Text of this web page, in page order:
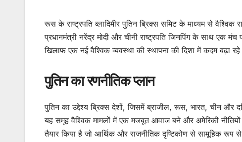
रूस के राष्ट्रपति व्लादिमीर पुतिन ब्रिक्स समिट के माध्यम से
प्रधानमंत्री नरेंद्र मोदी और चीनी राष्ट्रपति जिनपिंग के साथ एक
खिलाफ एक नई वैश्विक व्यवस्था की स्थापना की दिशा में कदम बढ़ा रहे
पुतिन का रणनीतिक प्लान
पुतिन का उद्देश्य ब्रिक्स देशों, जिसमें ब्राजील, रूस, भारत, चीन और
यह समूह वैश्विक मामलों में एक मजबूत आवाज बने और अमेरिकी
तैयार किया है जो आर्थिक और राजनीतिक दृष्टिकोण से सामूहिक रूप